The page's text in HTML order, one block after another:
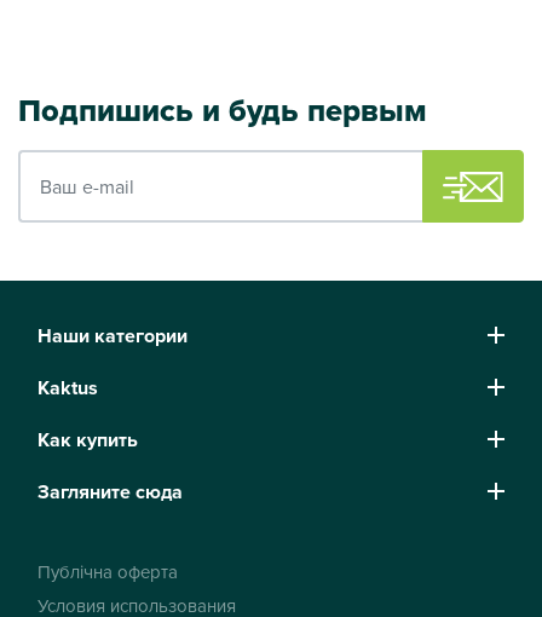
Подпишись и будь первым
Ваш e-mail
Наши категории
Kaktus
Как купить
Загляните сюда
Публічна оферта
Условия использования